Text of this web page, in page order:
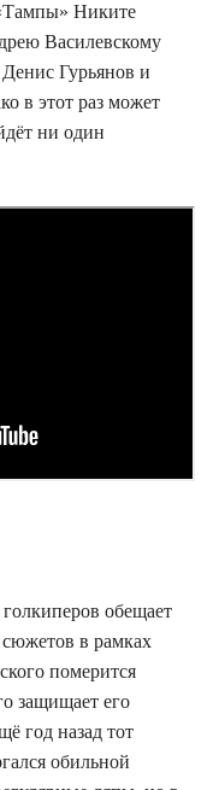
Никите
Василевскому
Гурьянов и
в этот раз может
ни один
обещает
в рамках
померится
защищает его
год назад тот
обильной